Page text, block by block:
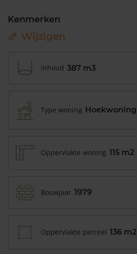
Kenmerken
Wijzigen
Inhoud 387 m3
Type woning Hoekwoning
Oppervlakte woning 115 m2
Bouwjaar 1979
Oppervlakte perceel 136 m2